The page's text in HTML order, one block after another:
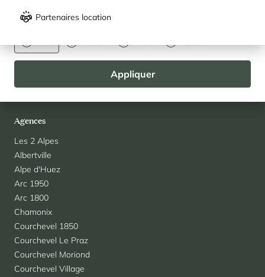
DEVISE
Appliquer
Partenaires location
Questions fréquentes
Contact
Recrutement
Team Cimalpes
Agences
Les 2 Alpes
Albertville
Alpe d'Huez
Arc 1950
Arc 1800
Chamonix
Courchevel 1850
Courchevel Le Praz
Courchevel Moriond
Courchevel Village